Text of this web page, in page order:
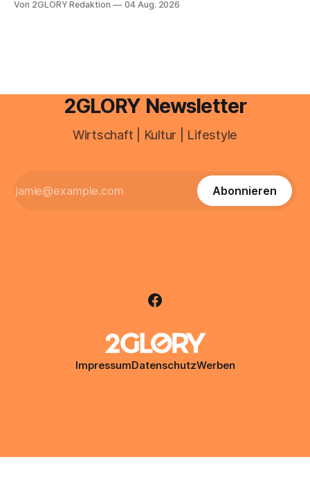
besitzt, loggt sich heute über das Vodafone E-Mail & Cloud
Von 2GLORY Redaktion 04 Aug. 2026
2GLORY Newsletter
Wirtschaft | Kultur | Lifestyle
Abonnieren
ImpressumDatenschutzWerben